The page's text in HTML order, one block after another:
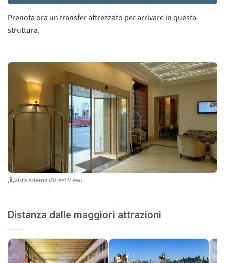
Prenota ora un transfer attrezzato per arrivare in questa
struttura.
Vista esterna (Street View)
Distanza dalle maggiori attrazioni